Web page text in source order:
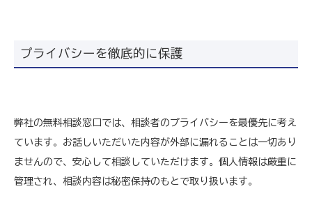
プライバシーを徹底的に保護
弊社の無料相談窓口では、相談者のプライバシーを最優先に考え
ています。お話しいただいた内容が外部に漏れることは一切あり
ませんので、安心して相談していただけます。個人情報は厳重に
管理され、相談内容は秘密保持のもとで取り扱います。